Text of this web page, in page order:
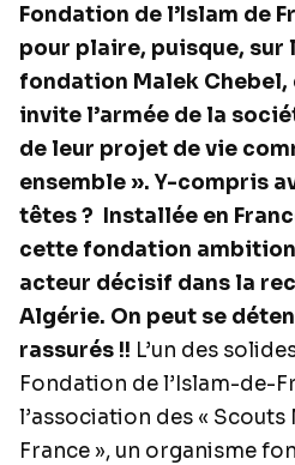
Fondation de l’Islam de
pour plaire, puisque, sur
fondation Malek Chebel,
invite l’armée de la
de leur projet de vie
ensemble ». Y-compris
têtes ? Installée en
cette fondation
acteur décisif dans la
Algérie. On peut se
rassurés !! L’un des
Fondation de l’Islam-de-
l’association des « Scouts
France », un organisme